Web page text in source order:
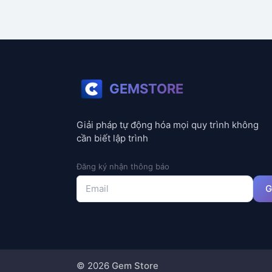
GEMSTORE
Giải pháp tự động hóa mọi quy trình không
cần biết lập trình
Đăng ký nhận thông báo
© 2026 Gem Store